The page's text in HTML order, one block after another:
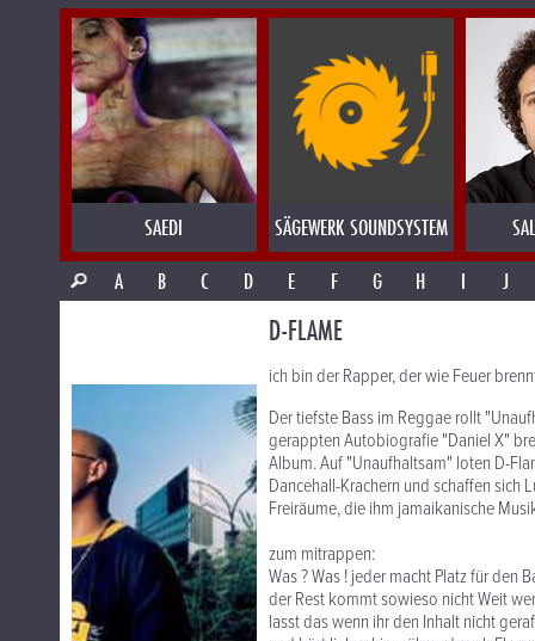
SAEDI SÄGEWERK SOUNDSYSTEM
A
B C D E F G H I J
D-FLAME
ich bin der Rapper, der wie Feuer
Der tiefste Bass im Reggae rollt
gerappten Autobiografie "Daniel X"
Album. Auf "Unaufhaltsam" loten D-
Dancehall-Krachern und schaffen sich
Freiräume, die ihm jamaikanische
zum mitrappen:
Was ? Was ! jeder macht Platz für den
der Rest kommt sowieso nicht Weit
lasst das wenn ihr den Inhalt nicht